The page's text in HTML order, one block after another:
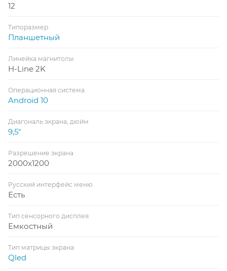
12
Типоразмер
Планшетный
Линейка магнитолы
H-Line 2K
Операционная система
Android 10
Диагональ экрана, дюйм
9,5"
Разрешение экрана
2000x1200
Русский интерфейс меню
Есть
Тип сенсорного дисплея
Емкостный
Тип матрицы экрана
Qled